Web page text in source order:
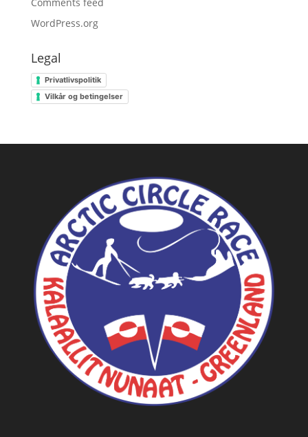
Comments feed
WordPress.org
Legal
Privatlivspolitik
Vilkår og betingelser